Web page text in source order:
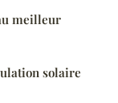
meilleur
solaire